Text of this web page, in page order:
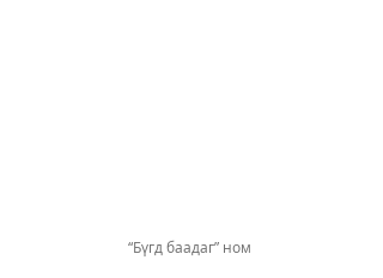
“Бүгд баадаг” ном